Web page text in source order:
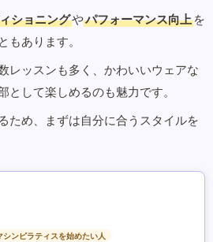
ショニングやパフォーマンス向上 を
もあります。
レッスンも多く、かわいいウェアな
として楽しめるのも魅力です。
ため、まずは自分に合うスタイルを
シンピラティスを始めたい人